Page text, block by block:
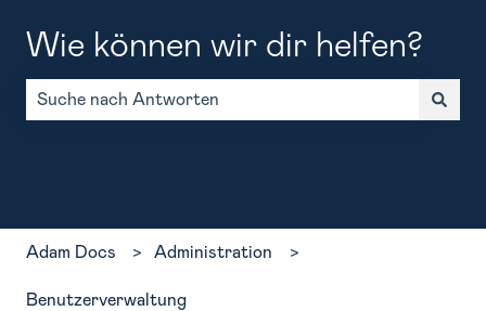
Wie können wir dir helfen?
Adam Docs Administration
Benutzerverwaltung